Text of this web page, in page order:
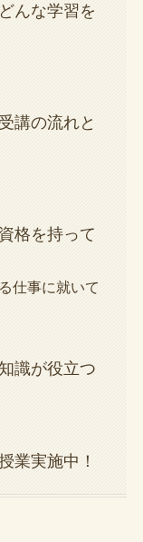
んな学習を
講の流れと
格を持って
仕事に就いて
識が役立つ
業実施中！